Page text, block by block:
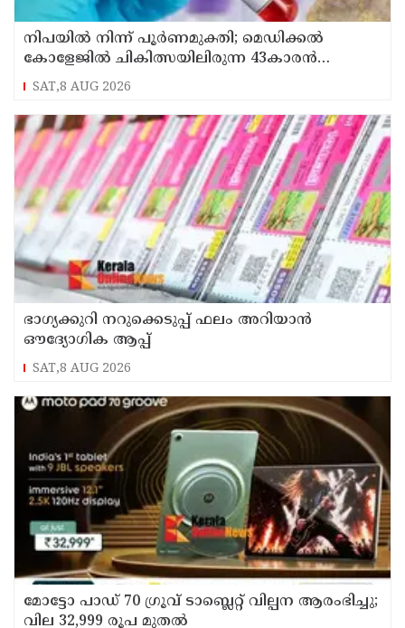
നിപയിൽ നിന്ന് പൂർണമുക്തി; മെഡിക്കൽ
കോളേജിൽ ചികിത്സയിലിരുന്ന 43കാരൻ
വീട്ടിലേക്ക് മടങ്ങി
SAT,8 AUG 2026
ഭാഗ്യക്കുറി നറുക്കെടുപ്പ് ഫലം അറിയാൻ
ഔദ്യോഗിക ആപ്പ്
SAT,8 AUG 2026
മോട്ടോ പാഡ് 70 ഗ്രൂവ് ടാബ്ലെറ്റ് വില്പന ആരംഭിച്ചു;
വില 32,999 രൂപ മുതൽ